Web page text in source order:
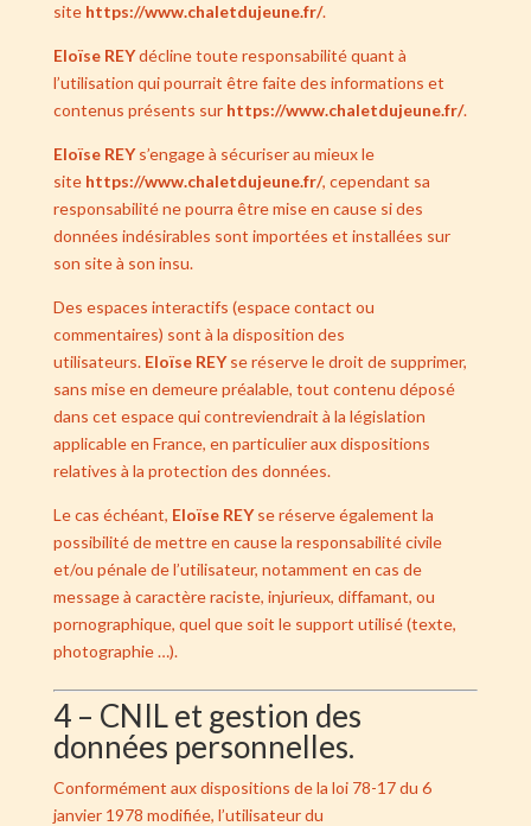
site https://www.chaletdujeune.fr/.
Eloïse REYdécline toute responsabilité quant à
l’utilisation qui pourrait être faite des informations et
contenus présents sur https://www.chaletdujeune.fr/.
Eloïse REY s’engage à sécuriser au mieux le
site https://www.chaletdujeune.fr/, cependant sa
responsabilité ne pourra être mise en cause si des
données indésirables sont importées et installées sur
son site à son insu.
Des espaces interactifs (espace contact ou
commentaires) sont à la disposition des
utilisateurs. Eloïse REY se réserve le droit de supprimer,
sans mise en demeure préalable, tout contenu déposé
dans cet espace qui contreviendrait à la législation
applicable en France, en particulier aux dispositions
relatives à la protection des données.
Le cas échéant, Eloïse REY se réserve également la
possibilité de mettre en cause la responsabilité civile
et/ou pénale de l’utilisateur, notamment en cas de
message à caractère raciste, injurieux, diffamant, ou
pornographique, quel que soit le support utilisé (texte,
photographie …).
4 – CNIL et gestion des
données personnelles.
Conformément aux dispositions dela loi 78-17 du 6
janvier 1978 modifiée, l’utilisateur du